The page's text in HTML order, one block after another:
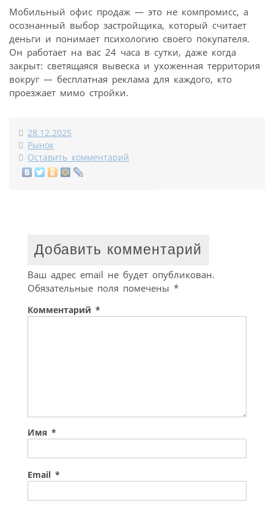
Мобильный офис продаж — это не компромисс, а
осознанный выбор застройщика, который считает
деньги и понимает психологию своего покупателя.
Он работает на вас 24 часа в сутки, даже когда
закрыт: светящаяся вывеска и ухоженная территория
вокруг — бесплатная реклама для каждого, кто
проезжает мимо стройки.
28.12.2025
Рынок
Оставить комментарий
Добавить комментарий
Ваш адрес email не будет опубликован.
Обязательные поля помечены *
Комментарий *
Имя *
Email *